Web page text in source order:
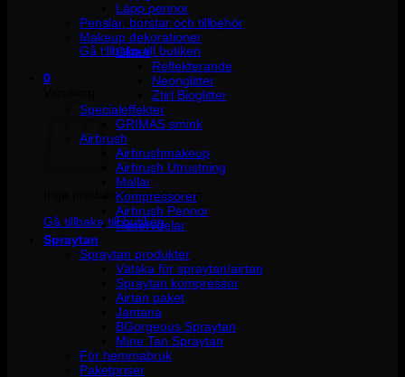
Inga produkter i varukorgen.
Gå tillbaka till butiken
0
Inga produkter i varukorgen.
Gå tillbaka till butiken
Läpp pennor
Penslar, borstar och tillbehör
Makeup dekorationer
Glitter
Reflekterande
Neonglitter
Ztirl Bioglitter
Specialeffekter
GRIMAS smink
Airbrush
Airbrushmakeup
Airbrush Utrustning
Mallar
Kompressorer
Airbrush Pennor
Reservdelar
Spraytan
Spraytan produkter
Vätska för spraytan/airtan
Spraytan kompressor
Airtan paket
Jantana
BGorgeous Spraytan
Mine Tan Spraytan
För hemmabruk
Paketpriser